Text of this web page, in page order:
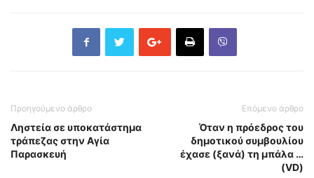
Προηγούμενο άρθρο
Ληστεία σε υποκατάστημα
τράπεζας στην Αγία
Παρασκευή
Επόμενο άρθρο
Όταν η πρόεδρος του
δημοτικού συμβουλίου
έχασε (ξανά) τη μπάλα …
(VD)